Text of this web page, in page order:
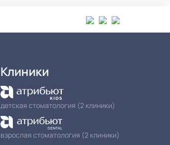
Клиники
детская стоматология (2 клиники)
взрослая стоматология (2 клиники)